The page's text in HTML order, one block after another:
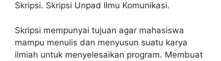
Skripsi. Skripsi Unpad Ilmu Komunikasi.
Skripsi mempunyai tujuan agar mahasiswa
mampu menulis dan menyusun suatu karya
ilmiah untuk menyelesaikan program. Membuat